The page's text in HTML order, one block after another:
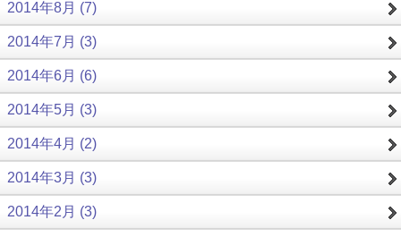
2014年8月 (7)
2014年7月 (3)
2014年6月 (6)
2014年5月 (3)
2014年4月 (2)
2014年3月 (3)
2014年2月 (3)